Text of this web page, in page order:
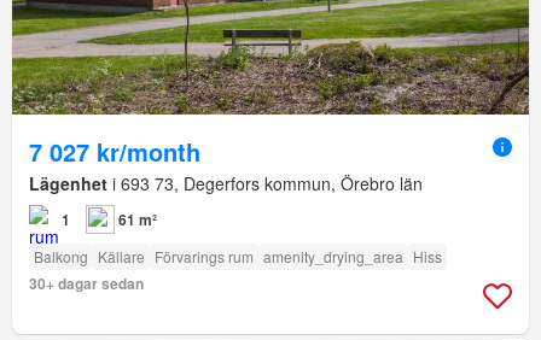
7 027 kr/month
Lägenhet i 693 73, Degerfors kommun, Örebro län
1 61 m²
Balkong Källare Förvarings rum amenity_drying_area Hiss
30+ dagar sedan